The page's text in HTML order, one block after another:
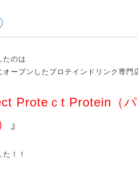
たのは
オープンしたプロテインドリンク専門
Proteｃt Protein（
』
！！